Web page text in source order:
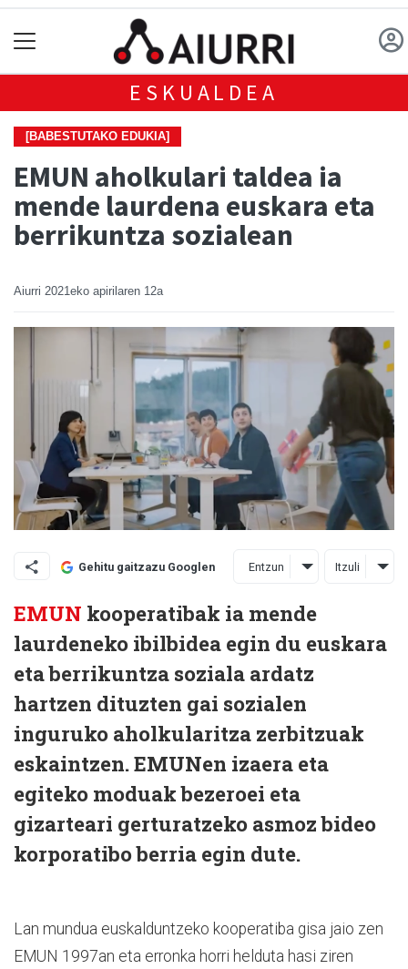
ESKUALDEA
[BABESTUTAKO EDUKIA]
EMUN aholkulari taldea ia
mende laurdena euskara eta
berrikuntza sozialean
Aiurri 2021eko apirilaren 12a
Gehitu gaitzazu Googlen Entzun Itzuli
EMUN kooperatibak ia mende
laurdeneko ibilbidea egin du euskara
eta berrikuntza soziala ardatz
hartzen dituzten gai sozialen
inguruko aholkularitza zerbitzuak
eskaintzen. EMUNen izaera eta
egiteko moduak bezeroei eta
gizarteari gerturatzeko asmoz bideo
korporatibo berria egin dute.
Lan mundua euskalduntzeko kooperatiba gisa jaio zen
EMUN 1997an eta erronka horri helduta hasi ziren